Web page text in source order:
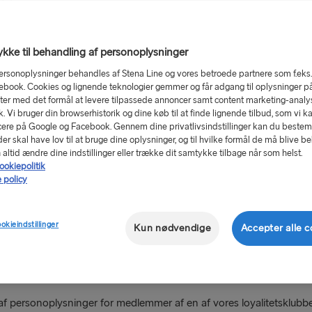
stenaline.lv, stenaline.lt, stenaline.ee, stenaline.ru,
es, stenalinetravel.com, wyjazdygrupowe.pl,
blog.stenaline.ie, blog.stenaline.nl, blog.stenaline.de.
mail, telefon, kundeservice kontaktoplysninger, sociale medier,
af dine personoplysninger, når du som kunde og/eller
eller organisation, der laver en reservation i dit navn (f.eks.
en reservation i dit navn, har hyret. Denne politik indeholder
med, og hvilke rettigheder du har med hensyn til
for medlemmer af en af vores
til behandling af personoplysninger
behandles af Stena Line og vores betroede partnere som
Cookies og lignende teknologier gemmer og får adgang til oplysninger
med det formål at levere tilpassede annoncer samt content marketing-
Vi bruger din browserhistorik og dine køb til at finde lignende tilbud, som vi
på Google og Facebook. Gennem dine privatlivsindstillinger kan du
skal have lov til at bruge dine oplysninger, og til hvilke formål de må blive
altid ændre dine indstillinger eller trække dit samtykke tilbage når som helst.
policy
Kun nødvendige Accepter alle